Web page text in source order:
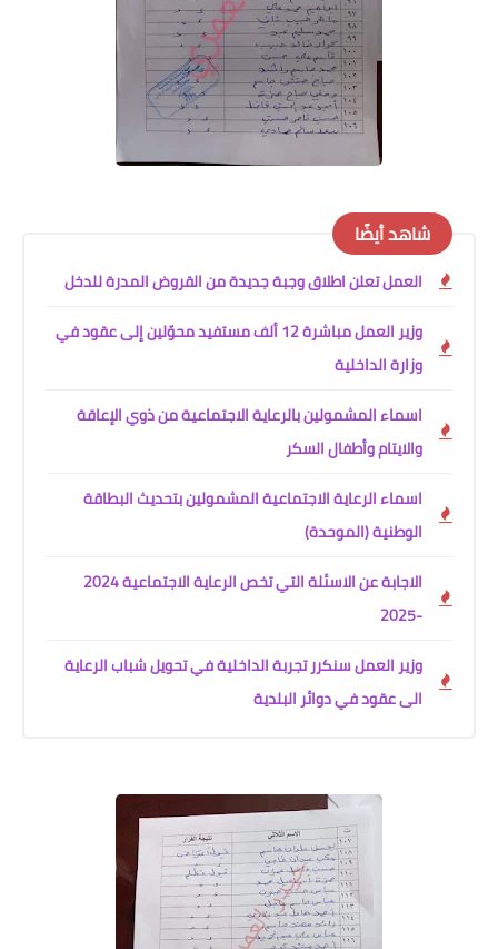
شاهد أيضًا
العمل تعلن اطلاق وجبة جديدة من القروض المدرة للدخل
وزير العمل مباشرة 12 ألف مستفيد محوّلين إلى عقود في
وزارة الداخلية
اسماء المشمولين بالرعاية الاجتماعية من ذوي الإعاقة
والايتام وأطفال السكر
اسماء الرعاية الاجتماعية المشمولين بتحديث البطاقة
الوطنية (الموحدة)
الاجابة عن الاسئلة التي تخص الرعاية الاجتماعية 2024
-2025
وزير العمل سنكرر تجربة الداخلية في تحويل شباب الرعاية
الى عقود في دوائر البلدية